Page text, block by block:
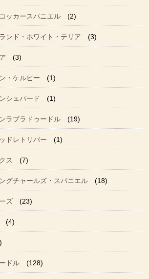
ッカースパニエル (2)
ンド・ホワイト・テリア (3)
(3)
・ケルピー (1)
シェパード (1)
ラブラドゥードル (19)
ドレトリバー (1)
ス (7)
グチャールズ・スパニエル (18)
ズ (23)
(4)
ドル (128)